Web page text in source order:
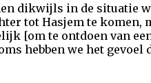
dikwijls in de situatie
tot Hasjem te komen,
[om te ontdoen van
hebben we het gevoel